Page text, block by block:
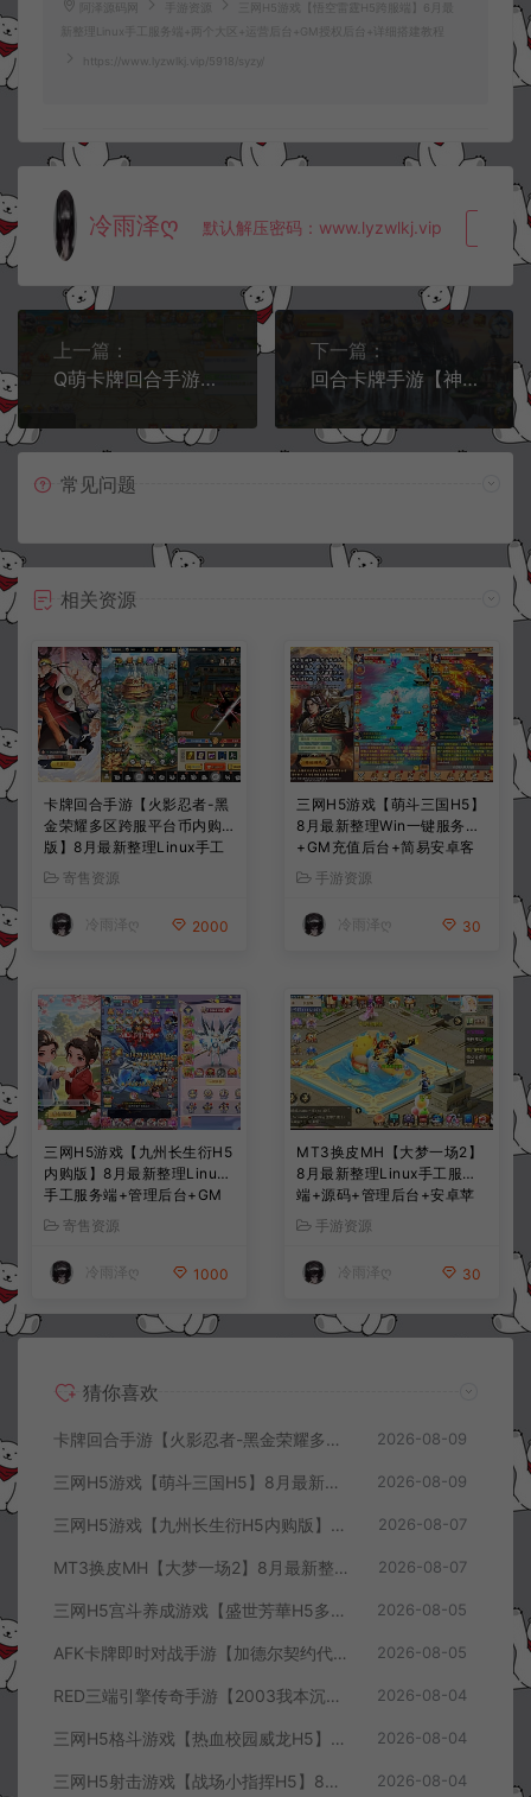
阿泽源码网 手游资源
三网H5游戏【悟空雷霆H5跨服端】6月最
新整理Linux手工服务端+两个大区+运营后台+GM授权后台+详细搭建教程
https://www.lyzwlkj.vip/5918/syzy/
冷雨泽ღ 默认解压密码：www.lyzwlkj.vip 复
上一篇：
Q萌卡牌回合手游【法兰城的回忆】6月最新整理Linux手工服务端+GM授权后台+安卓+详细搭建教程
下一篇：
回合卡牌手游【神仙奇缘】6月最新整理Linux手工服务端+GM充值后台+安卓苹果双端+详细搭建教程
常见问题
相关资源
卡牌回合手游【火影忍者-黑
金荣耀多区跨服平台币内购
版】8月最新整理Linux手工
服务端+CDK授权后台+安卓
+详细搭建教程+视频教程
寄售资源
冷雨泽ღ 2000
三网H5游戏【萌斗三国H5】
8月最新整理Win一键服务端
+GM充值后台+简易安卓客
户端+详细搭建教程+视频教
手游资源
冷雨泽ღ 30
三网H5游戏【九州长生衍H5
内购版】8月最新整理Linux
手工服务端+管理后台+GM
授权后台+简易安卓客户端
+详细搭建教程+视频教程
寄售资源
冷雨泽ღ 1000
MT3换皮MH【大梦一场2】
8月最新整理Linux手工服务
端+源码+管理后台+安卓苹
果双端+详细搭建教程+视频
教程
手游资源
冷雨泽ღ 30
猜你喜欢
卡牌回合手游【火影忍者-黑金荣耀多区跨服平台币内购版】8月最新整理Linux手工服务端+CDK授权后台+安卓+详细搭建教程+视频教程 2026-08-09
三网H5游戏【萌斗三国H5】8月最新整理Win一键服务端+GM充值后台+简易安卓客户端+详细搭建教程+视频教程 2026-08-09
三网H5游戏【九州长生衍H5内购版】8月最新整理Linux手工服务端+管理后台+GM授权后台+简易安卓客户端+详细搭建教程+视频教程 2026-08-07
MT3换皮MH【大梦一场2】8月最新整理Linux手工服务端+源码+管理后台+安卓苹果双端+详细搭建教程+视频教程 2026-08-07
三网H5宫斗养成游戏【盛世芳華H5多区跨服代金券内购优化版】8月最新整理Linux手工服务端+CDK授权后台+全资源安卓+详细搭建教程+视频教程 2026-08-05
AFK卡牌即时对战手游【加德尔契约代金券内购修复版】8月最新整理Linux手工服务端+前后端全套源码+CDK授权后台+安卓苹果双端+详细搭建教程+视频教程 2026-08-05
RED三端引擎传奇手游【2003我本沉默三职业】8月最新整理Win一键服务端+PC安卓+详细搭建教程 2026-08-04
三网H5格斗游戏【热血校园威龙H5】8月最新整理Linux手工服务端+Win一键服务端+解压即玩+简易安卓客户端+详细搭建教程 2026-08-04
三网H5射击游戏【战场小指挥H5】8月最新整理Linux手工服务端+Win一键服务端+解压即玩+简易安卓客户端+详细搭建教程 2026-08-04